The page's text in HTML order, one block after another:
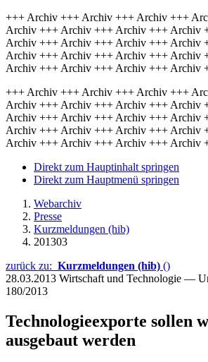
+++ Archiv +++ Archiv +++ Archiv +++
Archiv +++ Archiv +++ Archiv +++ Archiv
Archiv +++ Archiv +++ Archiv +++ Archiv
Archiv +++ Archiv +++ Archiv +++ Archiv
Archiv +++ Archiv +++ Archiv +++ Archiv
+++ Archiv +++ Archiv +++ Archiv +++
Archiv +++ Archiv +++ Archiv +++ Archiv
Archiv +++ Archiv +++ Archiv +++ Archiv
Archiv +++ Archiv +++ Archiv +++ Archiv
Archiv +++ Archiv +++ Archiv +++ Archiv
Direkt zum Hauptinhalt springen
Direkt zum Hauptmenü springen
Webarchiv
Presse
Kurzmeldungen (hib)
201303
zurück zu: Kurzmeldungen (hib) ()
28.03.2013 Wirtschaft und Technologie —
180/2013
Technologieexporte sollen
ausgebaut werden